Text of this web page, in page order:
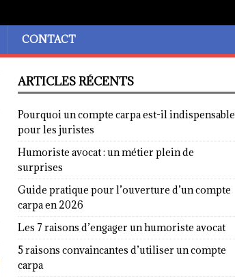
CONTACT
ARTICLES RÉCENTS
Pourquoi un compte carpa est-il indispensable
pour les juristes
Humoriste avocat : un métier plein de
surprises
Guide pratique pour l’ouverture d’un compte
carpa en 2026
Les 7 raisons d’engager un humoriste avocat
5 raisons convaincantes d’utiliser un compte
carpa